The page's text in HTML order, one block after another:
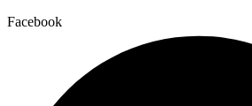
Facebook